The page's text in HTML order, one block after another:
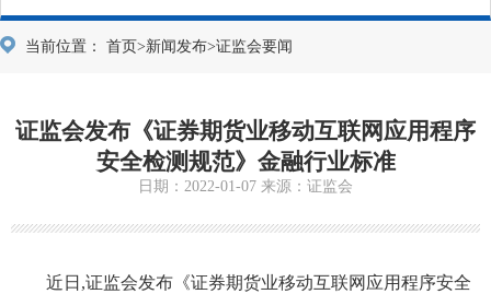
当前位置： 首页>新闻发布>证监会要闻
证监会发布《证券期货业移动互联网应用程序
安全检测规范》金融行业标准
日期：2022-01-07 来源：证监会
近日,证监会发布《证券期货业移动互联网应用程序安全